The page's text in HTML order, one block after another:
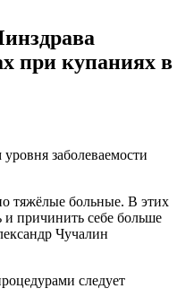
при купаниях в
заболеваемости
тяжёлые больные. В этих
и причинить себе больше
Чучалин
следует